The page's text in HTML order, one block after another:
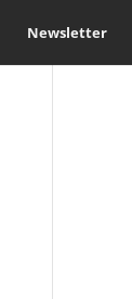
Newsletter